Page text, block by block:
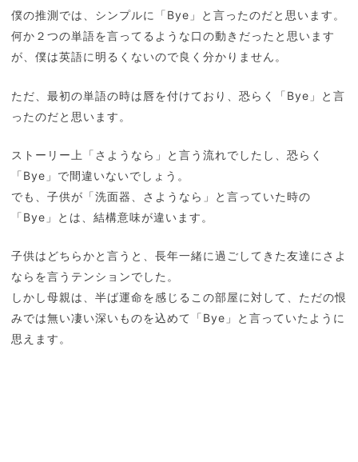
僕の推測では、シンプルに「Bye」と言ったのだと思います。
何か２つの単語を言ってるような口の動きだったと思います
が、僕は英語に明るくないので良く分かりません。
ただ、最初の単語の時は唇を付けており、恐らく「Bye」と言
ったのだと思います。
ストーリー上「さようなら」と言う流れでしたし、恐らく
「Bye」で間違いないでしょう。
でも、子供が「洗面器、さようなら」と言っていた時の
「Bye」とは、結構意味が違います。
子供はどちらかと言うと、長年一緒に過ごしてきた友達にさよ
ならを言うテンションでした。
しかし母親は、半ば運命を感じるこの部屋に対して、ただの恨
みでは無い凄い深いものを込めて「Bye」と言っていたように
思えます。